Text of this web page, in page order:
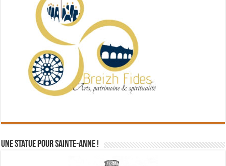
Une statue pour Sainte-Anne !